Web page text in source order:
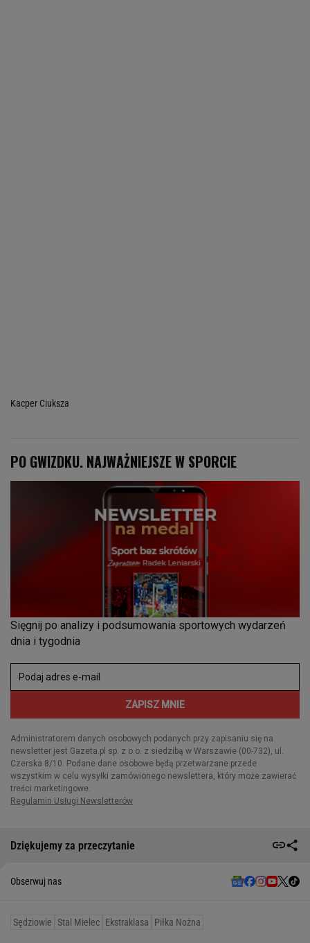
Kacper Ciuksza
Dziękujemy za przeczytanie
Obserwuj nas
Sędziowie Stal Mielec Ekstraklasa Piłka Nożna